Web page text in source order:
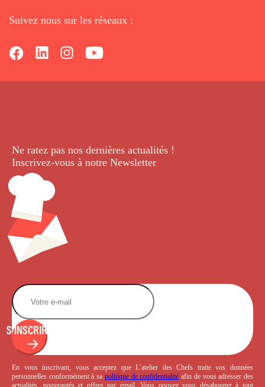
Suivez nous sur les réseaux :
Ne ratez pas nos dernières actualités !
Inscrivez-vous à notre Newsletter.
S'INSCRIRE
En vous inscrivant, vous acceptez que L’atelier des Chefs traite vos données
personnelles conformément à sa politique de confidentialité afin de vous adresser des
actualités, nouveautés et offres par email. Vous pouvez vous désabonner à tout